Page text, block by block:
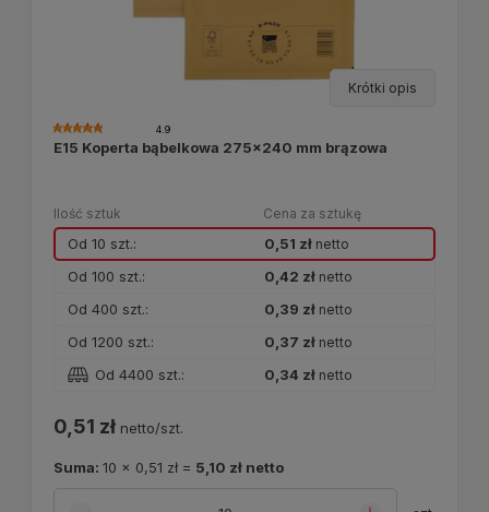
Krótki opis
E15 Koperta bąbelkowa 275x240 mm brązowa
4.9
Ilość sztuk Cena za sztukę
Od 10 szt.: 0,51 złnetto
Od 100 szt.: 0,42 złnetto
Od 400 szt.: 0,39 złnetto
Od 1200 szt.: 0,37 złnetto
Od 4400 szt.: 0,34 złnetto
0,51 zł netto/szt.
Suma: 10 x 0,51 zł = 5,10 zł netto